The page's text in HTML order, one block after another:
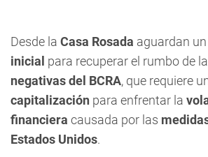
Desde la Casa Rosada aguardan
inicial para recuperar el rumbo de
negativas del BCRA, que requiere
capitalización para enfrentar la
financiera causada por las
Estados Unidos.